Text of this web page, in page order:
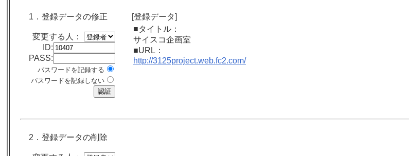
1．登録データの修正
変更する人：
ID:
PASS:
パスワードを記録する
パスワードを記録しない
[登録データ]
■タイトル：
サイスコ企画室
■URL：
http://3125project.web.fc2.com/
2．登録データの削除